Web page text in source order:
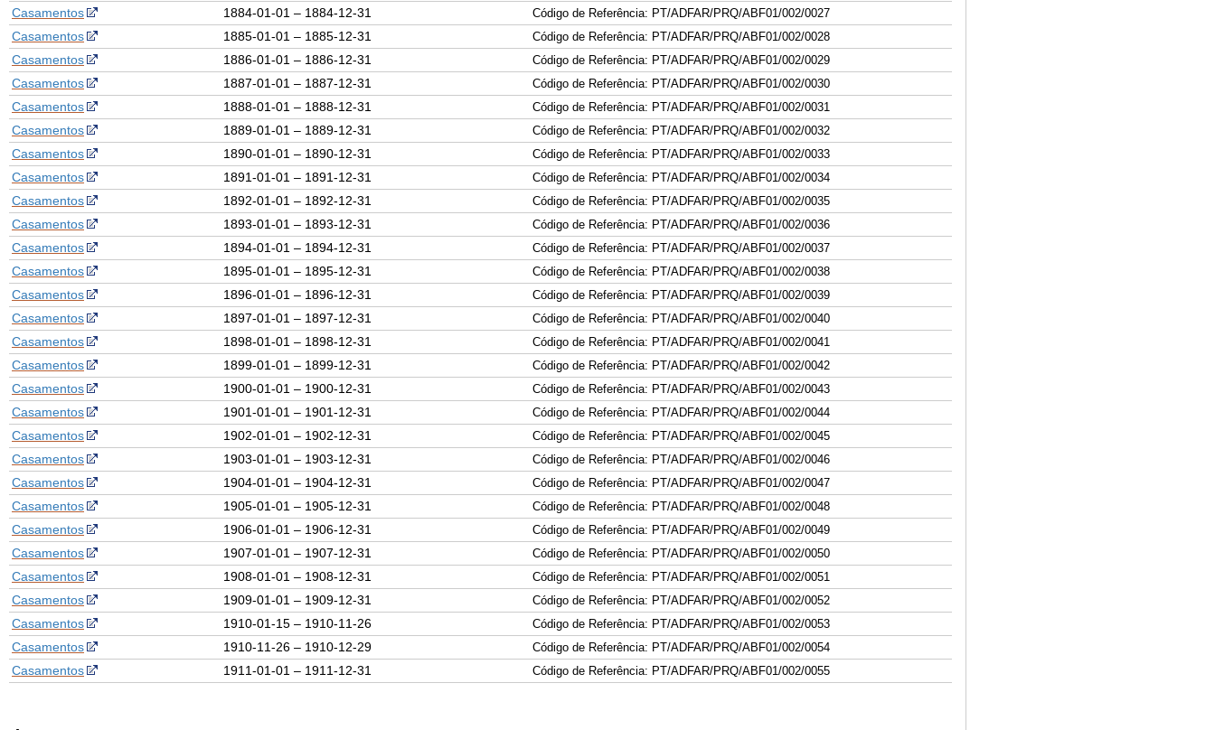
Casamentos 1884-01-01 – 1884-12-31 Código de Referência: PT/ADFAR/PRQ/ABF01/002/0027
Casamentos 1885-01-01 – 1885-12-31 Código de Referência: PT/ADFAR/PRQ/ABF01/002/0028
Casamentos 1886-01-01 – 1886-12-31 Código de Referência: PT/ADFAR/PRQ/ABF01/002/0029
Casamentos 1887-01-01 – 1887-12-31 Código de Referência: PT/ADFAR/PRQ/ABF01/002/0030
Casamentos 1888-01-01 – 1888-12-31 Código de Referência: PT/ADFAR/PRQ/ABF01/002/0031
Casamentos 1889-01-01 – 1889-12-31 Código de Referência: PT/ADFAR/PRQ/ABF01/002/0032
Casamentos 1890-01-01 – 1890-12-31 Código de Referência: PT/ADFAR/PRQ/ABF01/002/0033
Casamentos 1891-01-01 – 1891-12-31 Código de Referência: PT/ADFAR/PRQ/ABF01/002/0034
Casamentos 1892-01-01 – 1892-12-31 Código de Referência: PT/ADFAR/PRQ/ABF01/002/0035
Casamentos 1893-01-01 – 1893-12-31 Código de Referência: PT/ADFAR/PRQ/ABF01/002/0036
Casamentos 1894-01-01 – 1894-12-31 Código de Referência: PT/ADFAR/PRQ/ABF01/002/0037
Casamentos 1895-01-01 – 1895-12-31 Código de Referência: PT/ADFAR/PRQ/ABF01/002/0038
Casamentos 1896-01-01 – 1896-12-31 Código de Referência: PT/ADFAR/PRQ/ABF01/002/0039
Casamentos 1897-01-01 – 1897-12-31 Código de Referência: PT/ADFAR/PRQ/ABF01/002/0040
Casamentos 1898-01-01 – 1898-12-31 Código de Referência: PT/ADFAR/PRQ/ABF01/002/0041
Casamentos 1899-01-01 – 1899-12-31 Código de Referência: PT/ADFAR/PRQ/ABF01/002/0042
Casamentos 1900-01-01 – 1900-12-31 Código de Referência: PT/ADFAR/PRQ/ABF01/002/0043
Casamentos 1901-01-01 – 1901-12-31 Código de Referência: PT/ADFAR/PRQ/ABF01/002/0044
Casamentos 1902-01-01 – 1902-12-31 Código de Referência: PT/ADFAR/PRQ/ABF01/002/0045
Casamentos 1903-01-01 – 1903-12-31 Código de Referência: PT/ADFAR/PRQ/ABF01/002/0046
Casamentos 1904-01-01 – 1904-12-31 Código de Referência: PT/ADFAR/PRQ/ABF01/002/0047
Casamentos 1905-01-01 – 1905-12-31 Código de Referência: PT/ADFAR/PRQ/ABF01/002/0048
Casamentos 1906-01-01 – 1906-12-31 Código de Referência: PT/ADFAR/PRQ/ABF01/002/0049
Casamentos 1907-01-01 – 1907-12-31 Código de Referência: PT/ADFAR/PRQ/ABF01/002/0050
Casamentos 1908-01-01 – 1908-12-31 Código de Referência: PT/ADFAR/PRQ/ABF01/002/0051
Casamentos 1909-01-01 – 1909-12-31 Código de Referência: PT/ADFAR/PRQ/ABF01/002/0052
Casamentos 1910-01-15 – 1910-11-26 Código de Referência: PT/ADFAR/PRQ/ABF01/002/0053
Casamentos 1910-11-26 – 1910-12-29 Código de Referência: PT/ADFAR/PRQ/ABF01/002/0054
Casamentos 1911-01-01 – 1911-12-31 Código de Referência: PT/ADFAR/PRQ/ABF01/002/0055